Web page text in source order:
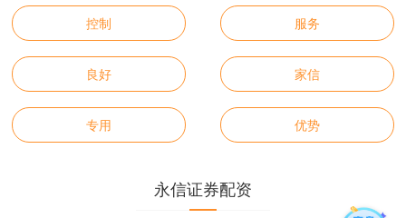
控制 服务
良好 家信
专用 优势
永信证券配资